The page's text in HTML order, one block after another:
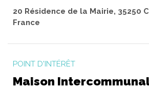
20 Résidence de la Mairie, 35250
France
POINT D'INTÉRÊT
Maison